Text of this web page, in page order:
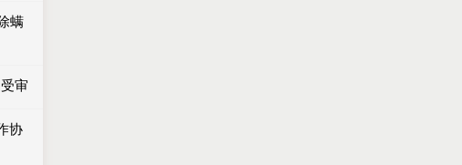
螨
审
协